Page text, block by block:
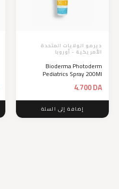
ديرمو الولايات المتحدة
الأمريكية - أوروبا
Bioderma Photoderm
Pediatrics Spray 200Ml
4.700DA
إضافة إلى السلة